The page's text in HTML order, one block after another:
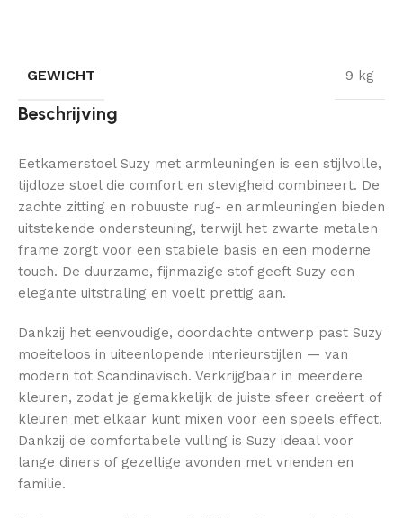
GEWICHT 9 kg
Beschrijving
Eetkamerstoel Suzy met armleuningen is een stijlvolle,
tijdloze stoel die comfort en stevigheid combineert. De
zachte zitting en robuuste rug- en armleuningen bieden
uitstekende ondersteuning, terwijl het zwarte metalen
frame zorgt voor een stabiele basis en een moderne
touch. De duurzame, fijnmazige stof geeft Suzy een
elegante uitstraling en voelt prettig aan.
Dankzij het eenvoudige, doordachte ontwerp past Suzy
moeiteloos in uiteenlopende interieurstijlen — van
modern tot Scandinavisch. Verkrijgbaar in meerdere
kleuren, zodat je gemakkelijk de juiste sfeer creëert of
kleuren met elkaar kunt mixen voor een speels effect.
Dankzij de comfortabele vulling is Suzy ideaal voor
lange diners of gezellige avonden met vrienden en
familie.